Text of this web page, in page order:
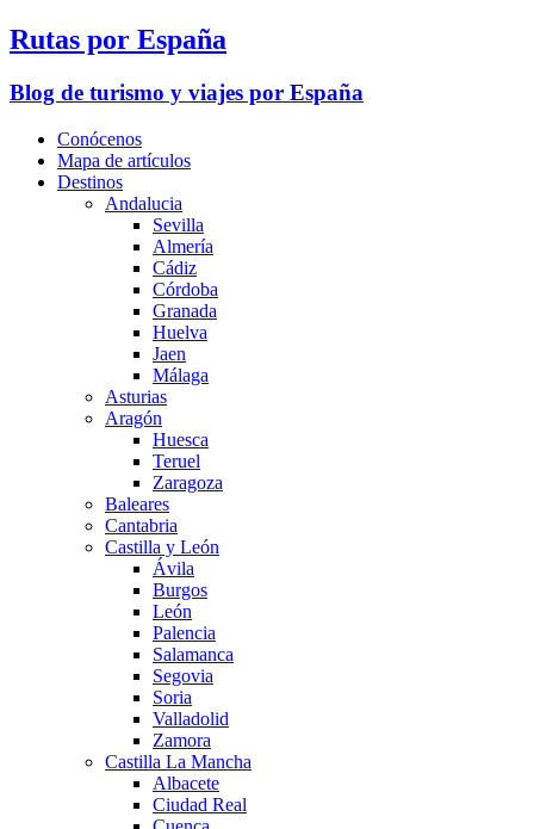
Rutas por España
Blog de turismo y viajes por España
Conócenos
Mapa de artículos
Destinos
Andalucia
Sevilla
Almería
Cádiz
Córdoba
Granada
Huelva
Jaen
Málaga
Asturias
Aragón
Huesca
Teruel
Zaragoza
Baleares
Cantabria
Castilla y León
Ávila
Burgos
León
Palencia
Salamanca
Segovia
Soria
Valladolid
Zamora
Castilla La Mancha
Albacete
Ciudad Real